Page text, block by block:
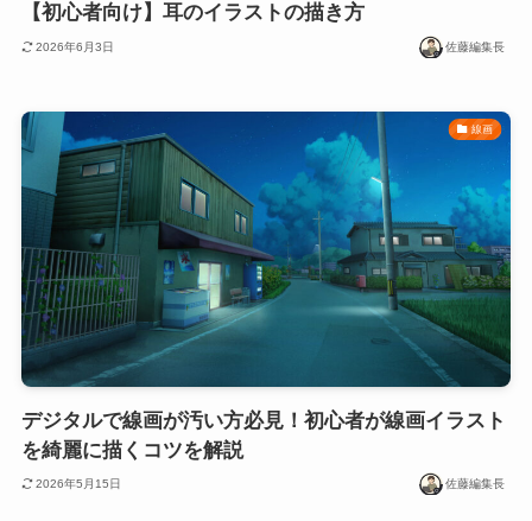
【初心者向け】耳のイラストの描き方
2026年6月3日 佐藤編集長
線画
デジタルで線画が汚い方必見！初心者が線画イラスト
を綺麗に描くコツを解説
2026年5月15日 佐藤編集長